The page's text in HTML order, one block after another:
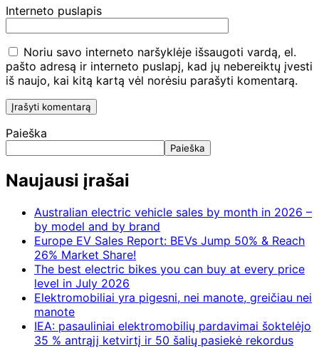
Interneto puslapis
Noriu savo interneto naršyklėje išsaugoti vardą, el.
pašto adresą ir interneto puslapį, kad jų nebereiktų įvesti
iš naujo, kai kitą kartą vėl norėsiu parašyti komentarą.
Paieška
Paieška
Naujausi įrašai
Australian electric vehicle sales by month in 2026 –
by model and by brand
Europe EV Sales Report: BEVs Jump 50% & Reach
26% Market Share!
The best electric bikes you can buy at every price
level in July 2026
Elektromobiliai yra pigesni, nei manote, greičiau nei
manote
IEA: pasauliniai elektromobilių pardavimai šoktelėjo
35 % antrąjį ketvirtį ir 50 šalių pasiekė rekordus